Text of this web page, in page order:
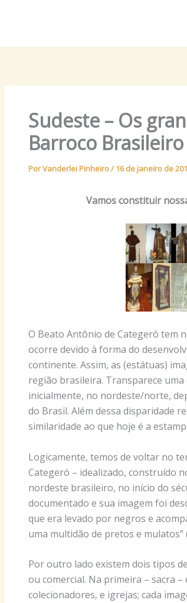
Sudeste – Os
Barroco Brasileiro
PorVanderlei Pinheiro/ 16 de janeiro de
Vamos constituir
O Beato Antônio de Categeró tem
ocorre devido à forma do
continente. Assim, as (estátuas)
região brasileira. Transparece
inicialmente, no nordeste/norte,
do Brasil. Além dessa disparidade
similaridade ao que hoje é a
Logicamente, temos de voltar no
Categeró – idealizado, construído
nordeste brasileiro, no início do
documentado e sua imagem foi
que era levado por negros e
uma multidão de pretos e mulatos”
Por outro lado existem dois tipos
ou comercial. Na primeira – sacra
colecionadores, e igrejas; cada